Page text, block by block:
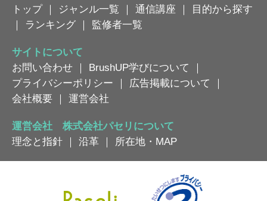
トップ｜ ジャンル一覧 ｜ 通信講座 ｜
目的から探す
｜
ランキング ｜ 監修者一覧
サイトについて
お問い合わせ ｜ BrushUP学びについて
｜
プライバシーポリシー ｜ 広告掲載について
｜
会社概要 ｜ 運営会社
運営会社 株式会社パセリについて
理念と指針 ｜ 沿革 ｜ 所在地・MAP